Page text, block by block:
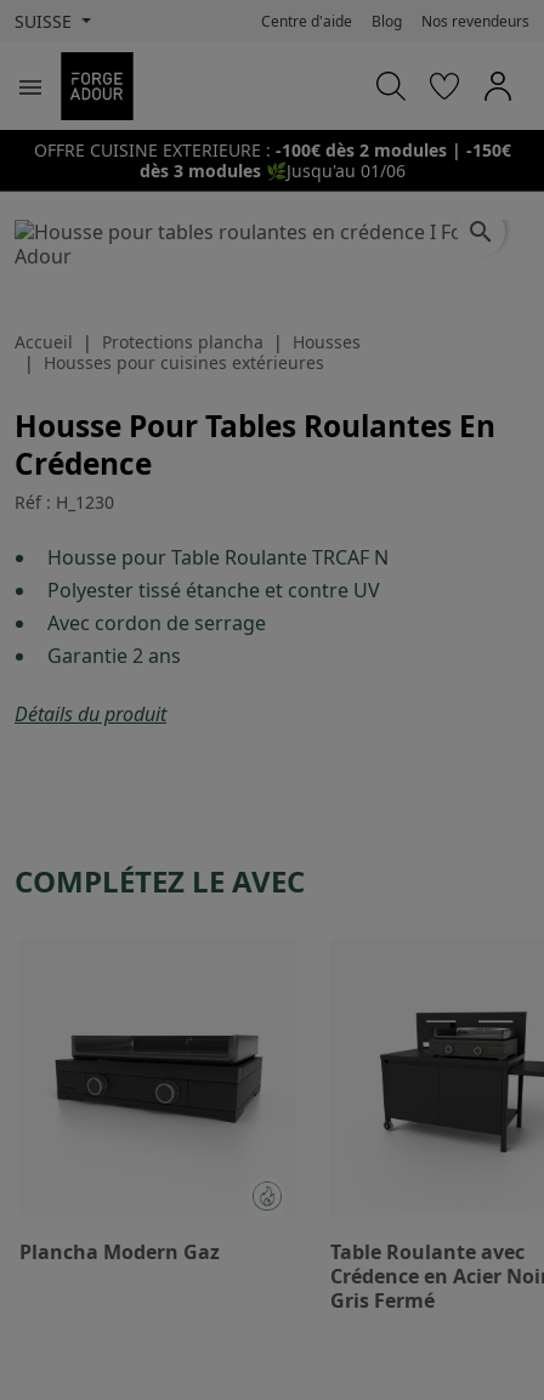
SUISSE Centre d'aide Blog Nos revendeurs

OFFRE CUISINE EXTERIEURE : -100€ dès 2 modules | -150€
dès 3 modules 🌿Jusqu'au 01/06
search
Accueil Protections plancha
Housses
Housses pour cuisines extérieures
Housse Pour Tables Roulantes En
Crédence
Réf : H_1230
Housse pour Table Roulante TRCAF N
Polyester tissé étanche et contre UV
Avec cordon de serrage
Garantie 2 ans
Détails du produit
COMPLÉTEZ LE AVEC
Plancha Modern Gaz
Table Roulante avec
Crédence en Acier
Gris Fermé